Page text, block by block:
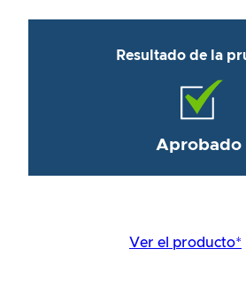
Resultado de la
Aprobado
Ver el producto*